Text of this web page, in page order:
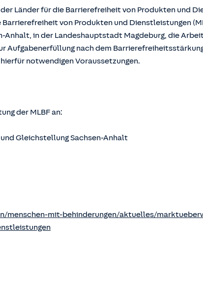
Länder für die Barrierefreiheit von Produkten und
von Produkten und Dienstleistungen
Anhalt, in der Landeshauptstadt Magdeburg, die
Aufgabenerfüllung nach dem
notwendigen Voraussetzungen.
der MLBF an:
Gleichstellung Sachsen-Anhalt
menschen-mit-behinderungen/aktuelles/